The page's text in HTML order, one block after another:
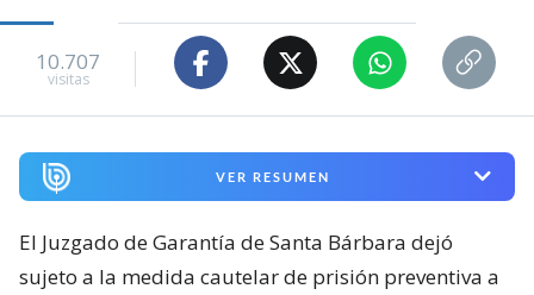
10.707
visitas
VER RESUMEN
El Juzgado de Garantía de Santa Bárbara dejó
sujeto a la medida cautelar de prisión preventiva a